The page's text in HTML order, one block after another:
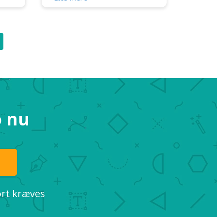
længere vil være tilstrækkeligt i
det digitale reklameområde.
Responsive log...
nu
kræves